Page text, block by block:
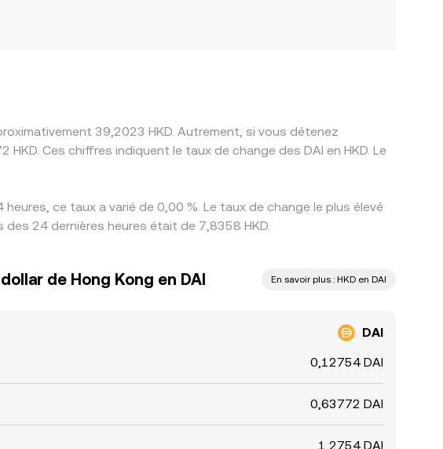
39,2023 HKD. Autrement, si vous détenez
Ces chiffres indiquent le taux de change des DAI en HKD. Le
ce taux a varié de 0,00 %. Le taux de change le plus élevé
24 dernières heures était de 7,8358 HKD.
de Hong Kong en DAI En savoir plus : HKD en DAI
DAI
0,12754 DAI
0,63772 DAI
1,2754 DAI